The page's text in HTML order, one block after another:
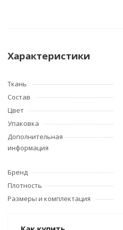
Характеристики
Ткань
Состав
Цвет
Упаковка
Дополнительная
информация
Бренд
Плотность
Размеры и комплектация